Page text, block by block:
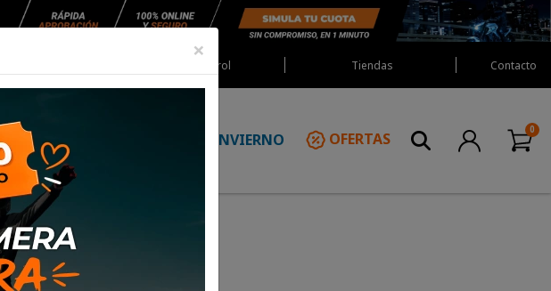
Red Castrol Tiendas Contacto
MANTENCIÓN INVIERNO OFERTAS
Ixon Mig 2 Wp
×